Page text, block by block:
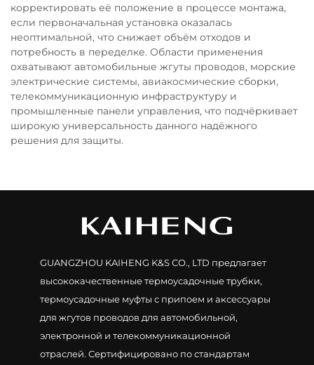
корректировать её положение в процессе монтажа,
если первоначальная установка оказалась
неоптимальной, что снижает объём отходов и
потребность в переделке. Области применения
охватывают автомобильные жгуты проводов, морские
электрические системы, авиакосмические сборки,
телекоммуникационную инфраструктуру и
промышленные панели управления, что подчёркивает
широкую универсальность данного надёжного
решения для защиты.
GUANGZHOU KAIHENG K&S CO., LTD предлагает
высококачественные термоусадочные трубки,
термоусадочные муфты с припоем и аксессуары
для жгутов проводов для автомобильной,
электронной и телекоммуникационной
отраслей. Сертифицировано по стандартам